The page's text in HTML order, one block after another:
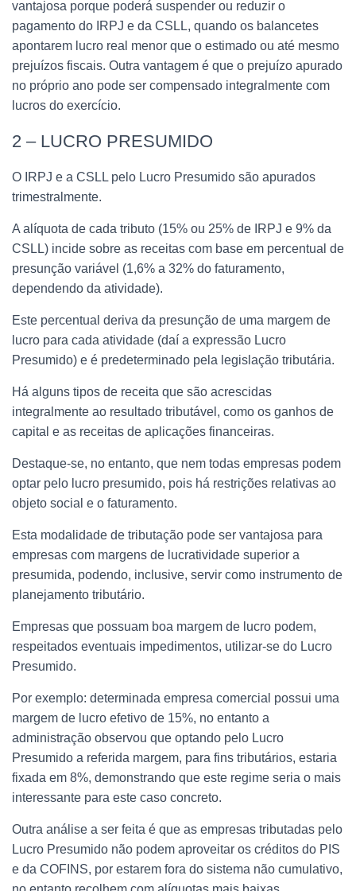
vantajosa porque poderá suspender ou reduzir o
pagamento do IRPJ e da CSLL, quando os balancetes
apontarem lucro real menor que o estimado ou até mesmo
prejuízos fiscais. Outra vantagem é que o prejuízo apurado
no próprio ano pode ser compensado integralmente com
lucros do exercício.
2 – LUCRO PRESUMIDO
O IRPJ e a CSLL pelo Lucro Presumido são apurados
trimestralmente.
A alíquota de cada tributo (15% ou 25% de IRPJ e 9% da
CSLL) incide sobre as receitas com base em percentual de
presunção variável (1,6% a 32% do faturamento,
dependendo da atividade).
Este percentual deriva da presunção de uma margem de
lucro para cada atividade (daí a expressão Lucro
Presumido) e é predeterminado pela legislação tributária.
Há alguns tipos de receita que são acrescidas
integralmente ao resultado tributável, como os ganhos de
capital e as receitas de aplicações financeiras.
Destaque-se, no entanto, que nem todas empresas podem
optar pelo lucro presumido, pois há restrições relativas ao
objeto social e o faturamento.
Esta modalidade de tributação pode ser vantajosa para
empresas com margens de lucratividade superior a
presumida, podendo, inclusive, servir como instrumento de
planejamento tributário.
Empresas que possuam boa margem de lucro podem,
respeitados eventuais impedimentos, utilizar-se do Lucro
Presumido.
Por exemplo: determinada empresa comercial possui uma
margem de lucro efetivo de 15%, no entanto a
administração observou que optando pelo Lucro
Presumido a referida margem, para fins tributários, estaria
fixada em 8%, demonstrando que este regime seria o mais
interessante para este caso concreto.
Outra análise a ser feita é que as empresas tributadas pelo
Lucro Presumido não podem aproveitar os créditos do PIS
e da COFINS, por estarem fora do sistema não cumulativo,